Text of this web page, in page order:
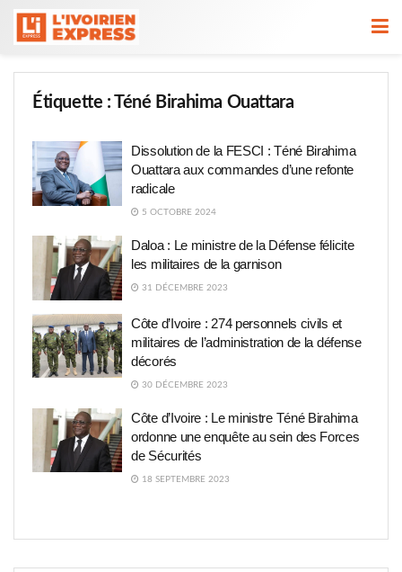
Étiquette : Téné Birahima Ouattara
Dissolution de la FESCI : Téné Birahima
Ouattara aux commandes d’une refonte
radicale
5 OCTOBRE 2024
Daloa : Le ministre de la Défense félicite
les militaires de la garnison
31 DÉCEMBRE 2023
Côte d’Ivoire : 274 personnels civils et
militaires de l’administration de la défense
décorés
30 DÉCEMBRE 2023
Côte d’Ivoire : Le ministre Téné Birahima
ordonne une enquête au sein des Forces
de Sécurités
18 SEPTEMBRE 2023